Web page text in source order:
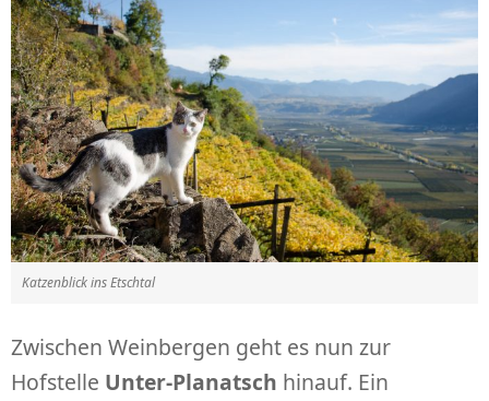
Katzenblick ins Etschtal
Zwischen Weinbergen geht es nun zur
Hofstelle Unter-Planatsch hinauf. Ein